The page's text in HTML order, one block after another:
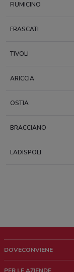
FIUMICINO
FRASCATI
TIVOLI
ARICCIA
OSTIA
BRACCIANO
LADISPOLI
DOVECONVIENE